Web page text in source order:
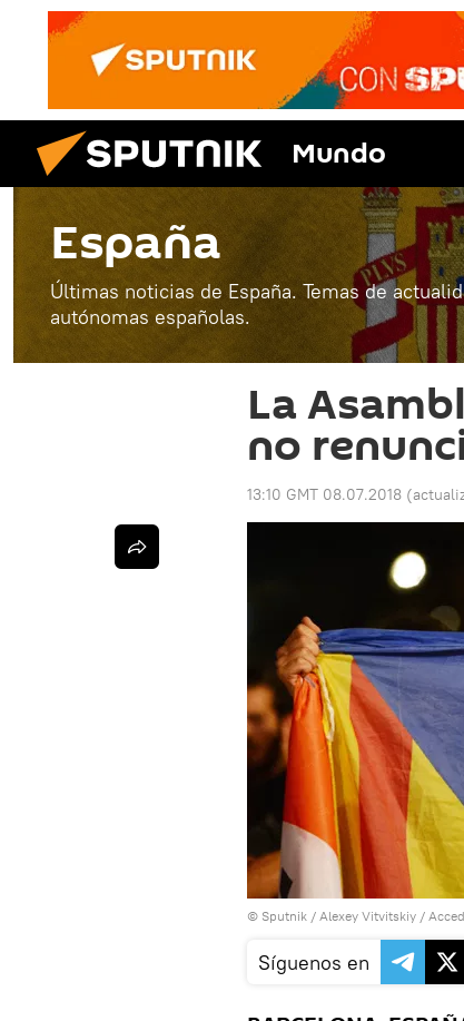
Mundo
España
Últimas noticias de España. Temas de
autónomas españolas.
La
no
13:10 GMT 08.07.2018
© Sputnik / Alexey Vitvitskiy /
Síguenos en